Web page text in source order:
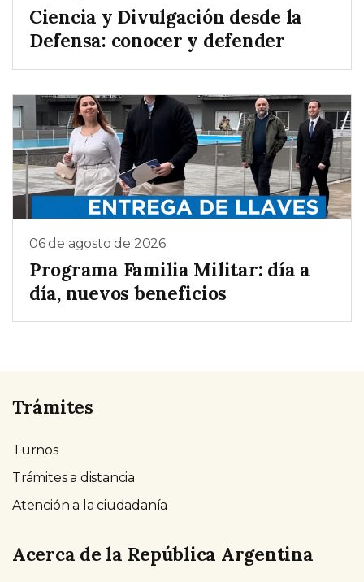
Ciencia y Divulgación desde la
Defensa: conocer y defender
06 de agosto de 2026
Programa Familia Militar: día a
día, nuevos beneficios
Trámites
Turnos
Trámites a distancia
Atención a la ciudadanía
Acerca de la República Argentina